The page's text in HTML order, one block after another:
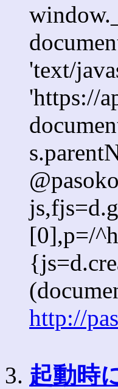
'text/
'https://
[0],p=/
http://
3. 起動時